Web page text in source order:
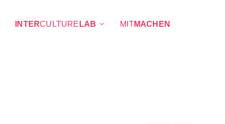
INTERCULTURE LAB MITMACHEN